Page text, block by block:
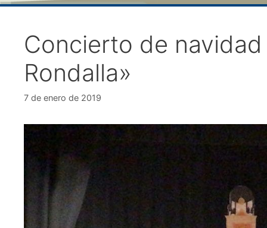
Concierto de
Rondalla»
7 de enero de 2019